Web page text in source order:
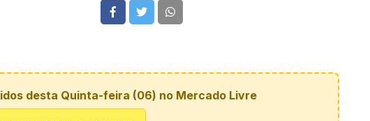
desta Quinta-feira (06) no Mercado Livre